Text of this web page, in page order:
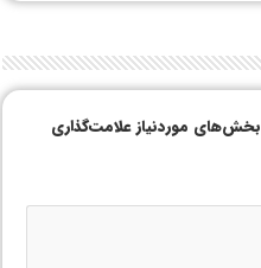
بخش‌های موردنیاز علامت‌گذاری